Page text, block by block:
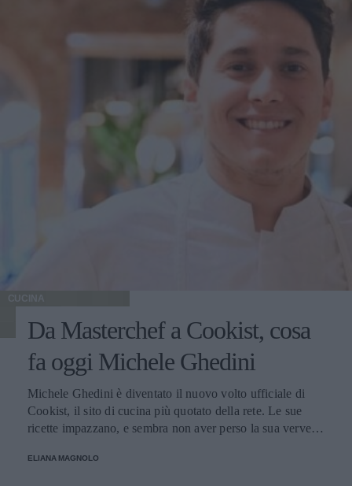
CUCINA
Da Masterchef a Cookist, cosa
fa oggi Michele Ghedini
Michele Ghedini è diventato il nuovo volto ufficiale di
Cookist, il sito di cucina più quotato della rete. Le sue
ricette impazzano, e sembra non aver perso la sua verve
veramente stupendo.
ELIANA MAGNOLO